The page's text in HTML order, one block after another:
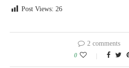
Post Views: 26
2 comments
0